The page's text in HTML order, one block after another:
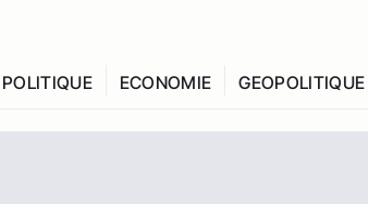
POLITIQUE ECONOMIE GEOPOLITIQUE